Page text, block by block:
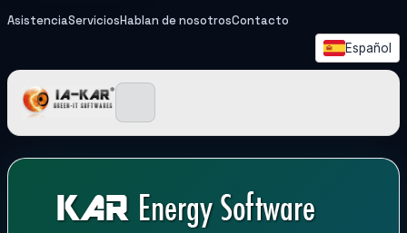
AsistenciaServiciosHablan de nosotrosContacto
Español
IA-KAR - Green IT